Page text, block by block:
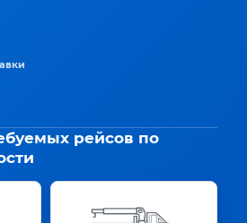
рейсов по